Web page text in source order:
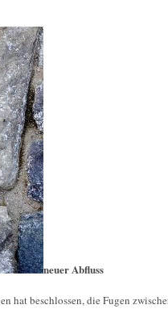
neuer Abfluss
beschlossen, die Fugen